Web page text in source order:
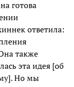
готова
ответила:
также
эта идея [об
Но мы